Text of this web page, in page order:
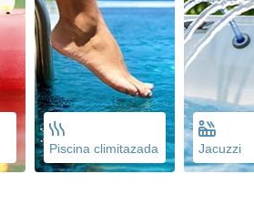
Piscina climitazada Jacuzzi